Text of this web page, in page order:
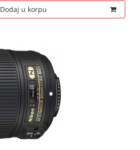
Dodaj u korpu